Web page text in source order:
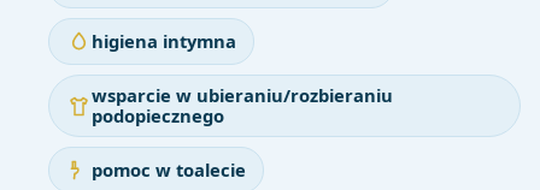
higiena intymna
wsparcie w ubieraniu/rozbieraniu
podopiecznego
pomoc w toalecie